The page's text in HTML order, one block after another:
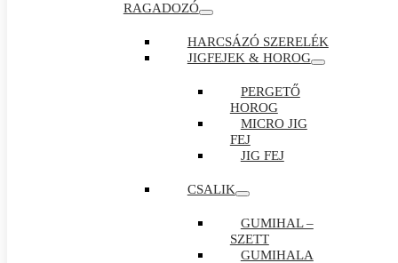
RAGADOZÓ
HARCSÁZÓ SZERELÉK
JIGFEJEK & HOROG
PERGETŐ
HOROG
MICRO JIG
FEJ
JIG FEJ
CSALIK
GUMIHAL –
SZETT
GUMIHALA